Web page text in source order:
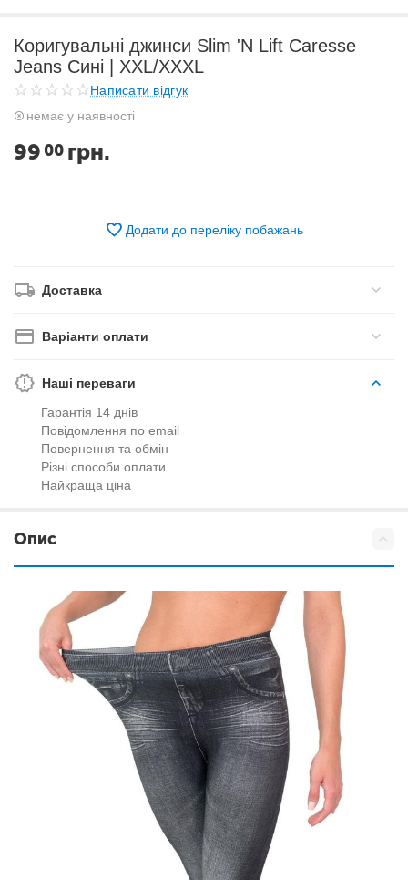
Коригувальні джинси Slim 'N Lift Caresse
Jeans Сині | XXL/XXXL
Написати відгук
немає у наявності
99 00 грн.
Додати до переліку побажань
Доставка
Варіанти оплати
Наші переваги
Гарантія 14 днів
Повідомлення по email
Повернення та обмін
Різні способи оплати
Найкраща ціна
Опис